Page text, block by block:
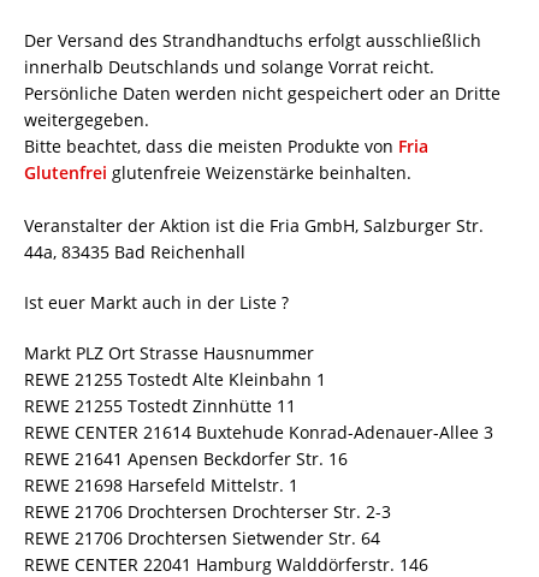
Der Versand des Strandhandtuchs erfolgt ausschließlich
innerhalb Deutschlands und solange Vorrat reicht.
Persönliche Daten werden nicht gespeichert oder an Dritte
weitergegeben.
Bitte beachtet, dass die meisten Produkte von Fria
Glutenfrei glutenfreie Weizenstärke beinhalten.
Veranstalter der Aktion ist die Fria GmbH, Salzburger Str.
44a, 83435 Bad Reichenhall
Ist euer Markt auch in der Liste ?
Markt PLZ Ort Strasse Hausnummer
REWE 21255 Tostedt Alte Kleinbahn 1
REWE 21255 Tostedt Zinnhütte 11
REWE CENTER 21614 Buxtehude Konrad-Adenauer-Allee 3
REWE 21641 Apensen Beckdorfer Str. 16
REWE 21698 Harsefeld Mittelstr. 1
REWE 21706 Drochtersen Drochterser Str. 2-3
REWE 21706 Drochtersen Sietwender Str. 64
REWE CENTER 22041 Hamburg Walddörferstr. 146